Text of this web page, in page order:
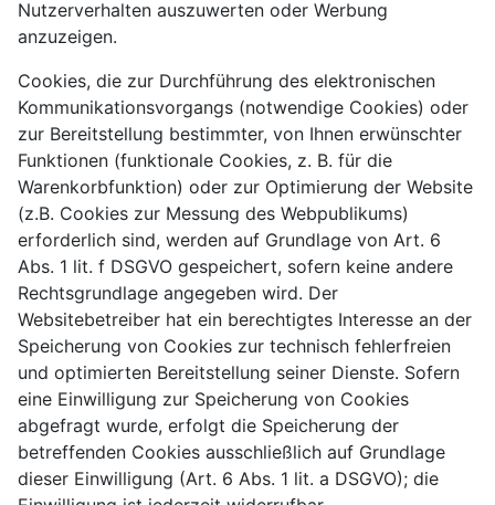
Nutzerverhalten auszuwerten oder Werbung
anzuzeigen.
Cookies, die zur Durchführung des elektronischen
Kommunikationsvorgangs (notwendige Cookies) oder
zur Bereitstellung bestimmter, von Ihnen erwünschter
Funktionen (funktionale Cookies, z. B. für die
Warenkorbfunktion) oder zur Optimierung der Website
(z.B. Cookies zur Messung des Webpublikums)
erforderlich sind, werden auf Grundlage von Art. 6
Abs. 1 lit. f DSGVO gespeichert, sofern keine andere
Rechtsgrundlage angegeben wird. Der
Websitebetreiber hat ein berechtigtes Interesse an der
Speicherung von Cookies zur technisch fehlerfreien
und optimierten Bereitstellung seiner Dienste. Sofern
eine Einwilligung zur Speicherung von Cookies
abgefragt wurde, erfolgt die Speicherung der
betreffenden Cookies ausschließlich auf Grundlage
dieser Einwilligung (Art. 6 Abs. 1 lit. a DSGVO); die